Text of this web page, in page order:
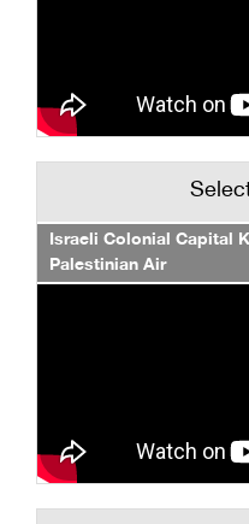
Israeli Colonial Capital
Palestinian Air